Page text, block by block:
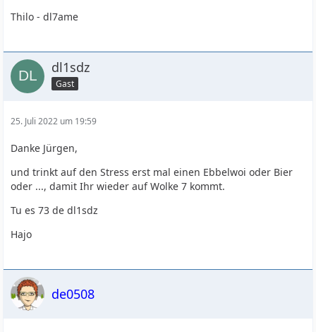
Thilo - dl7ame
dl1sdz
Gast
25. Juli 2022 um 19:59
Danke Jürgen,
und trinkt auf den Stress erst mal einen Ebbelwoi oder Bier
oder ..., damit Ihr wieder auf Wolke 7 kommt.
Tu es 73 de dl1sdz
Hajo
de0508